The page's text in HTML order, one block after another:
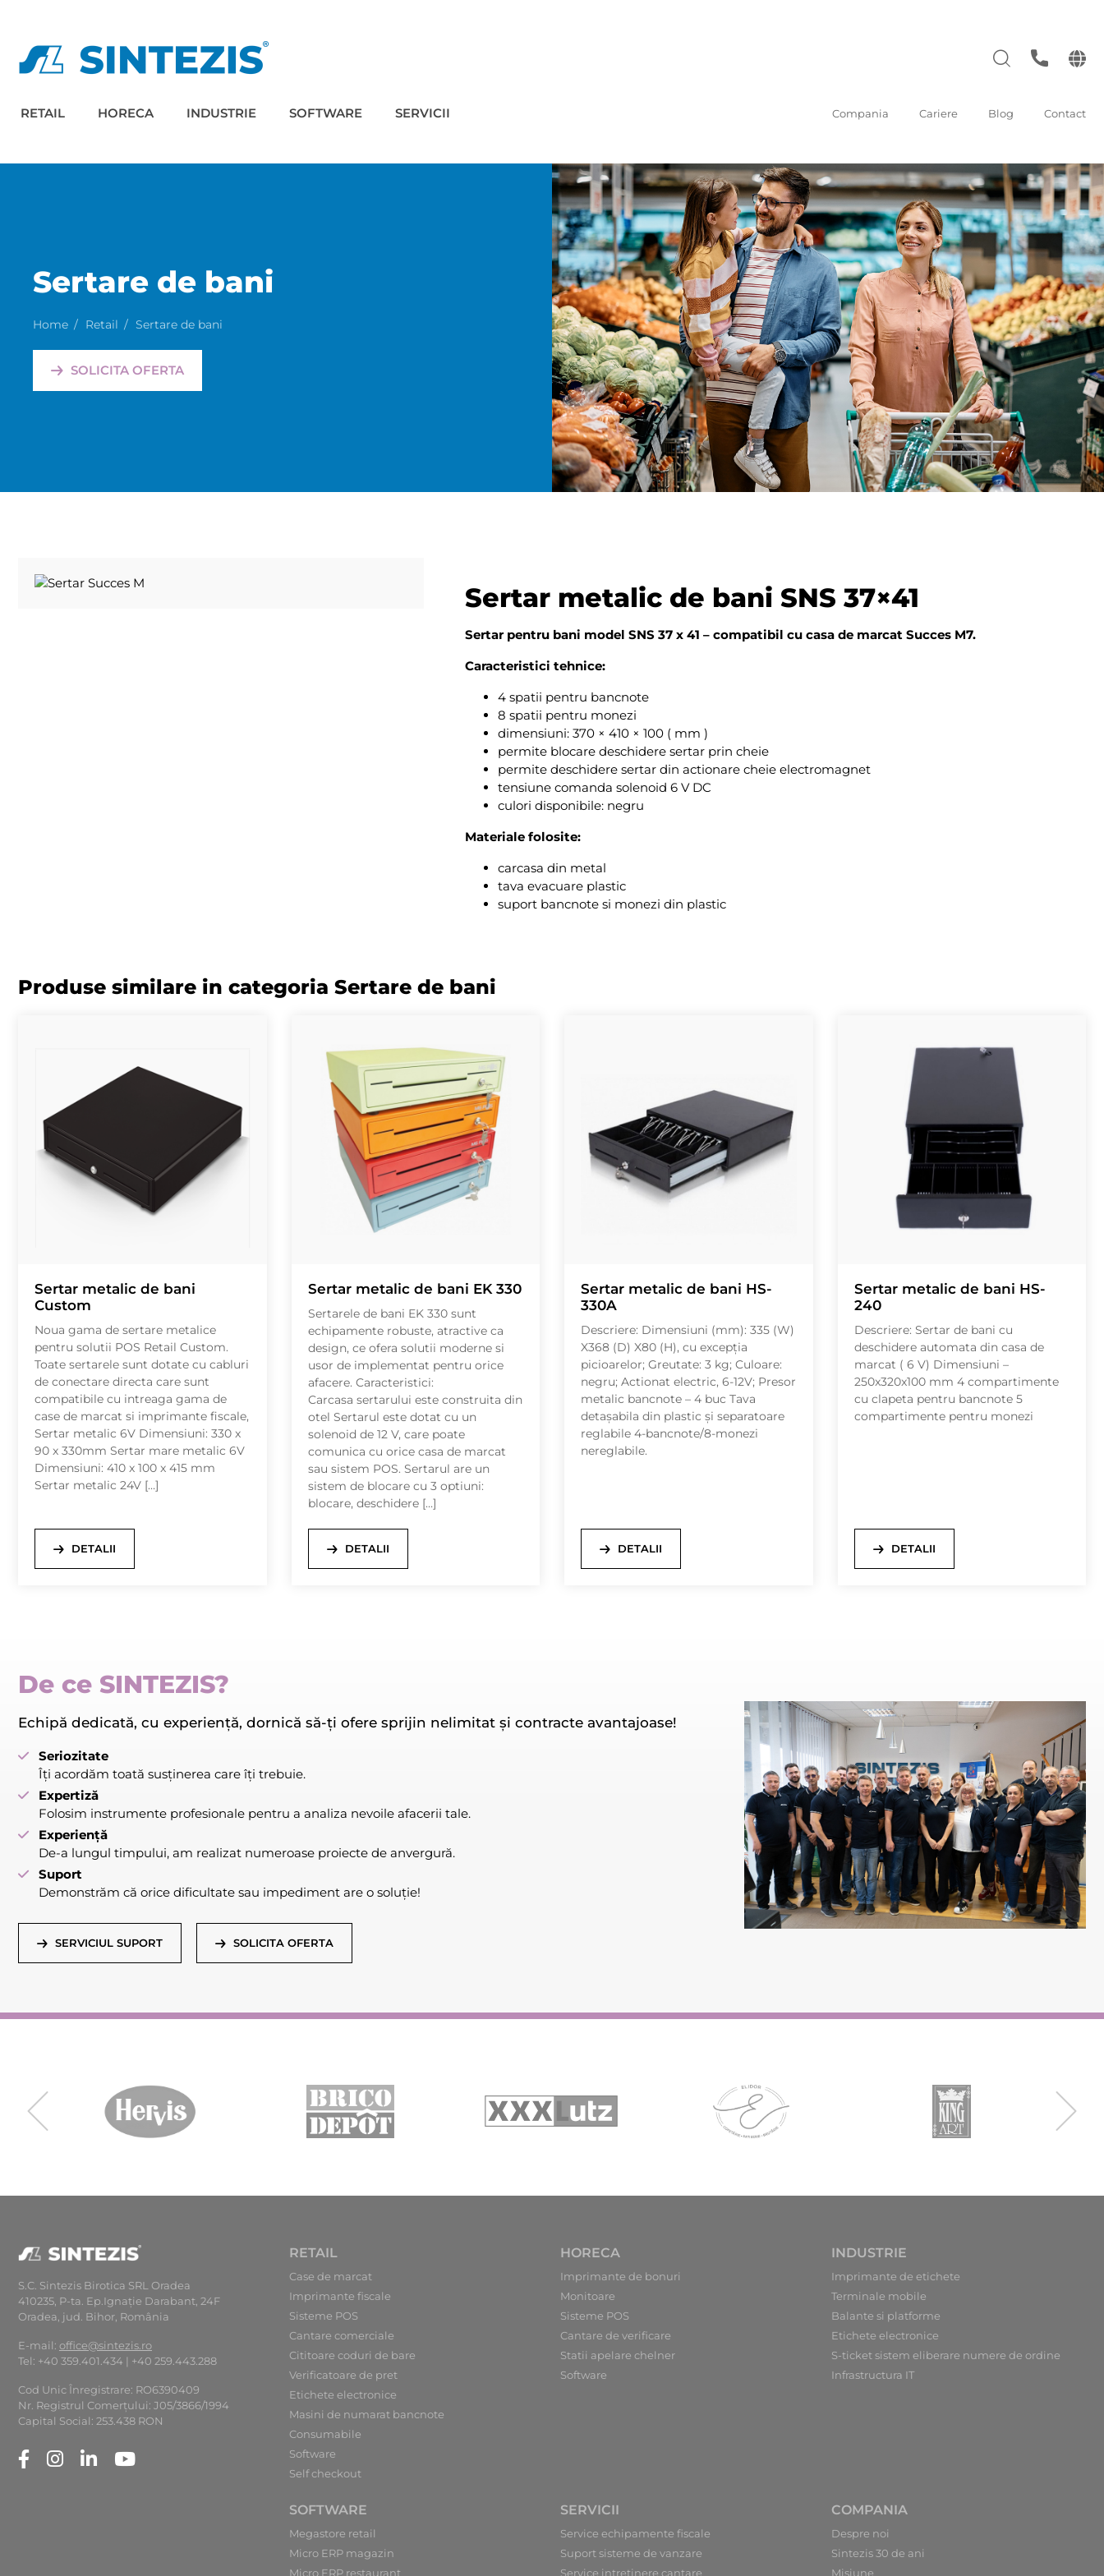
RETAIL HORECA INDUSTRIE SOFTWARE SERVICII Compania Cariere Blog Contact
Sertare de bani
Home Retail Sertare de bani
SOLICITA OFERTA
Sertar metalic de bani SNS 37×41
Sertar pentru bani model SNS 37 x 41 – compatibil cu casa de marcat Succes M7.
Caracteristici tehnice:
4 spatii pentru bancnote
8 spatii pentru monezi
dimensiuni: 370 × 410 × 100 ( mm )
permite blocare deschidere sertar prin cheie
permite deschidere sertar din actionare cheie electromagnet
tensiune comanda solenoid 6 V DC
culori disponibile: negru
Materiale folosite:
carcasa din metal
tava evacuare plastic
suport bancnote si monezi din plastic
Produse similare in categoria Sertare de bani
Sertar metalic de bani
Custom
Noua gama de sertare metalice
pentru solutii POS Retail Custom.
Toate sertarele sunt dotate cu cabluri
de conectare directa care sunt
compatibile cu intreaga gama de
case de marcat si imprimante fiscale,
Sertar metalic 6V Dimensiuni: 330 x
90 x 330mm Sertar mare metalic 6V
Dimensiuni: 410 x 100 x 415 mm
Sertar metalic 24V […]
DETALII
Sertar metalic de bani EK 330
Sertarele de bani EK 330 sunt
echipamente robuste, atractive ca
design, ce ofera solutii moderne si
usor de implementat pentru orice
afacere. Caracteristici:
Carcasa sertarului este construita din
otel Sertarul este dotat cu un
solenoid de 12 V, care poate
comunica cu orice casa de marcat
sau sistem POS. Sertarul are un
sistem de blocare cu 3 optiuni:
blocare, deschidere […]
DETALII
Sertar metalic de bani HS-
330A
Descriere: Dimensiuni (mm): 335 (W)
X368 (D) X80 (H), cu excepţia
picioarelor; Greutate: 3 kg; Culoare:
negru; Actionat electric, 6-12V; Presor
metalic bancnote – 4 buc Tava
detaşabila din plastic şi separatoare
reglabile 4-bancnote/8-monezi
nereglabile.
DETALII
Sertar metalic de bani HS-
240
Descriere: Sertar de bani cu
deschidere automata din casa de
marcat ( 6 V) Dimensiuni –
250x320x100 mm 4 compartimente
cu clapeta pentru bancnote 5
compartimente pentru monezi
DETALII
De ce SINTEZIS?
Echipă dedicată, cu experiență, dornică să-ți ofere sprijin nelimitat și contracte avantajoase!
Seriozitate
Îți acordăm toată susținerea care îți trebuie.
Expertiză
Folosim instrumente profesionale pentru a analiza nevoile afacerii tale.
Experiență
De-a lungul timpului, am realizat numeroase proiecte de anvergură.
Suport
Demonstrăm că orice dificultate sau impediment are o soluție!
SERVICIUL SUPORT SOLICITA OFERTA
S.C. Sintezis Birotica SRL Oradea
410235, P-ta. Ep.Ignaţie Darabant, 24F
Oradea, jud. Bihor, România
E-mail: office@sintezis.ro
Tel: +40 359.401.434 | +40 259.443.288
Cod Unic Înregistrare: RO6390409
Nr. Registrul Comerţului: J05/3866/1994
Capital Social: 253.438 RON
RETAIL
Case de marcat
Imprimante fiscale
Sisteme POS
Cantare comerciale
Cititoare coduri de bare
Verificatoare de pret
Etichete electronice
Masini de numarat bancnote
Consumabile
Software
Self checkout
HORECA
Imprimante de bonuri
Monitoare
Sisteme POS
Cantare de verificare
Statii apelare chelner
Software
INDUSTRIE
Imprimante de etichete
Terminale mobile
Balante si platforme
Etichete electronice
S-ticket sistem eliberare numere de ordine
Infrastructura IT
SOFTWARE
Megastore retail
Micro ERP magazin
Micro ERP restaurant
SERVICII
Service echipamente fiscale
Suport sisteme de vanzare
Service intretinere cantare
COMPANIA
Despre noi
Sintezis 30 de ani
Misiune